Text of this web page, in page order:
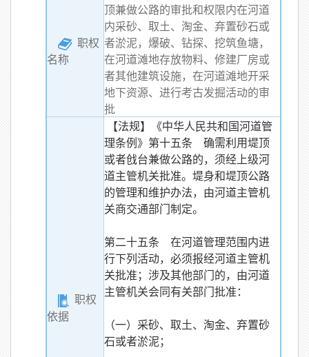
职权
名称
顶兼做公路的审批和权限内在河道
内采砂、取土、淘金、弃置砂石或
者淤泥，爆破、钻探、挖筑鱼塘，
在河道滩地存放物料、修建厂房或
者其他建筑设施，在河道滩地开采
地下资源、进行考古发掘活动的审
批
职权
依据
【法规】《中华人民共和国河道管
理条例》第十五条 确需利用堤顶
或者戗台兼做公路的，须经上级河
道主管机关批准。堤身和堤顶公路
的管理和维护办法，由河道主管机
关商交通部门制定。
第二十五条 在河道管理范围内进
行下列活动，必须报经河道主管机
关批准；涉及其他部门的，由河道
主管机关会同有关部门批准：
（一）采砂、取土、淘金、弃置砂
石或者淤泥；